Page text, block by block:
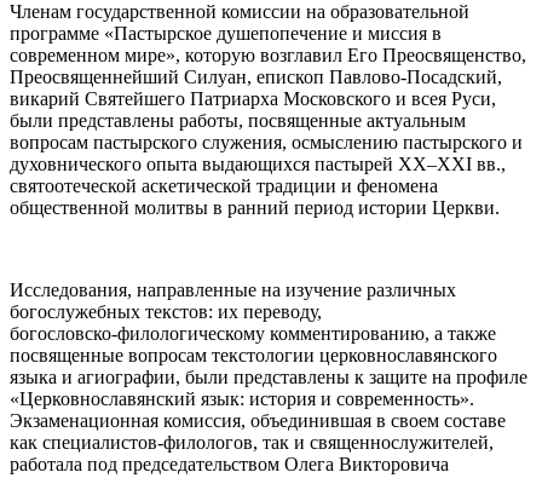
Членам государственной комиссии на образовательной
программе «Пастырское душепопечение и миссия в
современном мире», которую возглавил Его Преосвященство,
Преосвященнейший Силуан, епископ Павлово-Посадский,
викарий Святейшего Патриарха Московского и всея Руси,
были представлены работы, посвященные актуальным
вопросам пастырского служения, осмыслению пастырского и
духовнического опыта выдающихся пастырей XX–XXI вв.,
святоотеческой аскетической традиции и феномена
общественной молитвы в ранний период истории Церкви.
Исследования, направленные на изучение различных
богослужебных текстов: их переводу,
богословско‑филологическому комментированию, а также
посвященные вопросам текстологии церковнославянского
языка и агиографии, были представлены к защите на профиле
«Церковнославянский язык: история и современность».
Экзаменационная комиссия, объединившая в своем составе
как специалистов-филологов, так и священнослужителей,
работала под председательством Олега Викторовича